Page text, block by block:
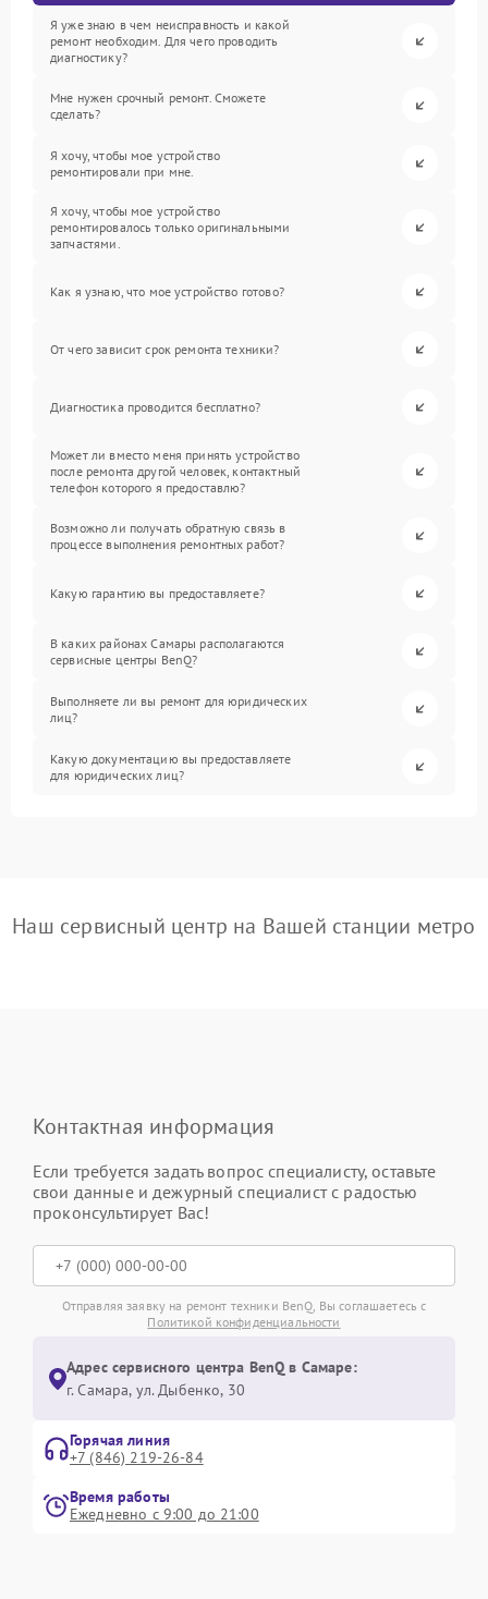
Я уже знаю в чем неисправность и какой
ремонт необходим. Для чего проводить
диагностику?
Мне нужен срочный ремонт. Сможете
сделать?
Я хочу, чтобы мое устройство
ремонтировали при мне.
Я хочу, чтобы мое устройство
ремонтировалось только оригинальными
запчастями.
Как я узнаю, что мое устройство готово?
От чего зависит срок ремонта техники?
Диагностика проводится бесплатно?
Может ли вместо меня принять устройство
после ремонта другой человек, контактный
телефон которого я предоставлю?
Возможно ли получать обратную связь в
процессе выполнения ремонтных работ?
Какую гарантию вы предоставляете?
В каких районах Самары располагаются
сервисные центры BenQ?
Выполняете ли вы ремонт для юридических
лиц?
Какую документацию вы предоставляете
для юридических лиц?
Наш сервисный центр на Вашей станции метро
Контактная информация
Если требуется задать вопрос специалисту, оставьте
свои данные и дежурный специалист с радостью
проконсультирует Вас!
Отправляя заявку на ремонт техники BenQ, Вы соглашаетесь с
Политикой конфиденциальности
Адрес сервисного центра BenQ в Самаре:
г. Самара, ул. Дыбенко, 30
Горячая линия
+7 (846) 219-26-84
Время работы
Ежедневно с 9:00 до 21:00